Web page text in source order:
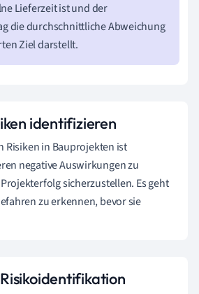
Lieferzeit ist und der
die durchschnittliche Abweichung
Ziel darstellt.
identifizieren
Risiken in Bauprojekten ist
negative Auswirkungen zu
sicherzustellen. Es geht
zu erkennen, bevor sie